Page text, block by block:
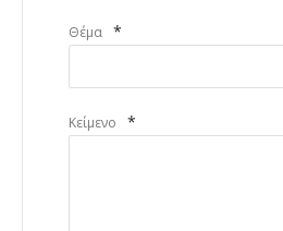
Θέμα *
Κείμενο *